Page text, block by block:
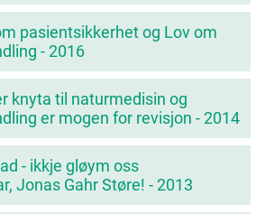
pasientsikkerhet og Lov om
- 2016
knyta til naturmedisin og
er mogen for revisjon - 2014
- ikkje gløym oss
Jonas Gahr Støre! - 2013